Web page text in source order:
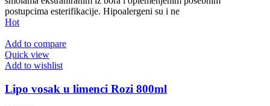
postupcima esterifikacije. Hipoalergeni su i ne
Hot
Add to compare
Quick view
Add to wishlist
Lipo vosak u limenci Rozi 800ml